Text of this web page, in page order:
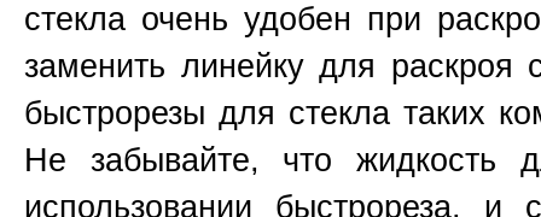
стекла очень удобен при
заменить линейку для раскроя
быстрорезы для стекла таких
Не забывайте, что жидкость
использовании быстрореза, и